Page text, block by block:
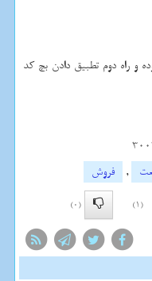
و راه دوم تطبیق دادن بچ کد
,
فروش
(1)
(0)